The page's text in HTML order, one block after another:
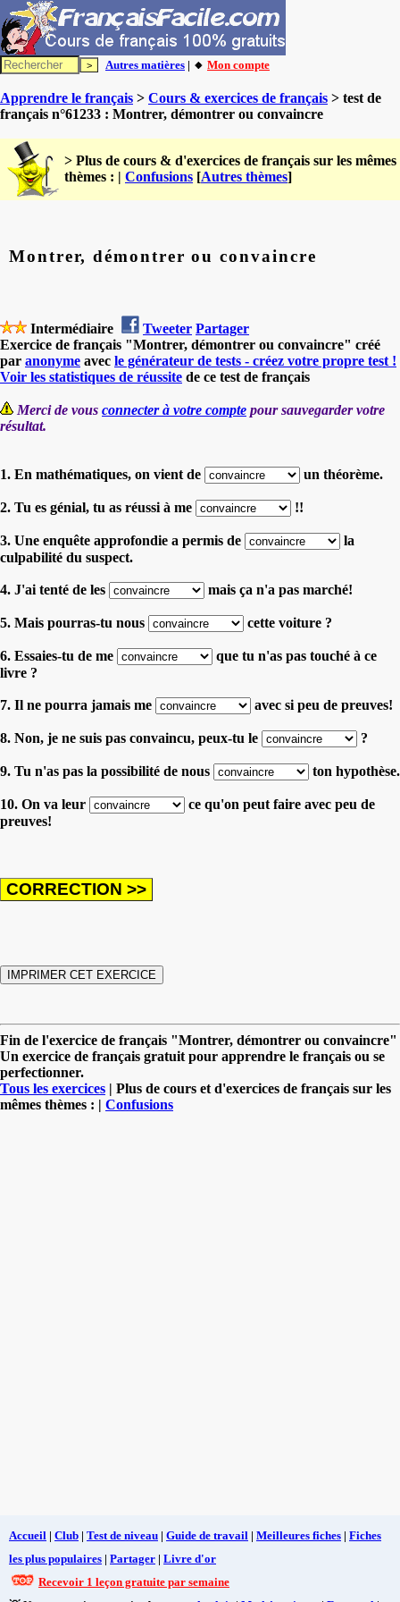
Autres matières | 🔸 Mon compte
Apprendre le français > Cours & exercices de français > test de
français n°61233 : Montrer, démontrer ou convaincre
> Plus de cours & d'exercices de français sur les mêmes
thèmes : | Confusions [Autres thèmes]
Montrer, démontrer ou convaincre
Intermédiaire Tweeter Partager
Exercice de français "Montrer, démontrer ou convaincre" créé
par anonyme avec le générateur de tests - créez votre propre test !
Voir les statistiques de réussite de ce test de français
Merci de vous connecter à votre compte pour sauvegarder votre
résultat.
1. En mathématiques, on vient de un théorème.
2. Tu es génial, tu as réussi à me !!
3. Une enquête approfondie a permis de
la
culpabilité du suspect.
4. J'ai tenté de les mais ça n'a pas marché!
5. Mais pourras-tu nous cette voiture ?
6. Essaies-tu de me
que tu n'as pas touché à ce
livre ?
7. Il ne pourra jamais me avec si peu de preuves!
8. Non, je ne suis pas convaincu, peux-tu le ?
9. Tu n'as pas la possibilité de nous ton hypothèse.
10. On va leur
ce qu'on peut faire avec peu de
preuves!
Fin de l'exercice de français "Montrer, démontrer ou convaincre"
Un exercice de français gratuit pour apprendre le français ou se
perfectionner.
Tous les exercices | Plus de cours et d'exercices de français sur les
mêmes thèmes : | Confusions
Accueil | Club | Test de niveau | Guide de travail | Meilleures fiches | Fiches
les plus populaires | Partager | Livre d'or
Recevoir 1 leçon gratuite par semaine